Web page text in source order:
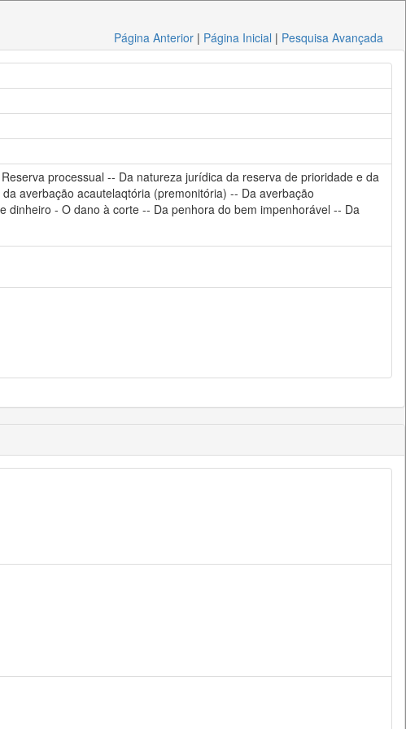
Página Anterior | Página Inicial | Pesquisa Avançada
processual -- Da natureza jurídica da reserva de prioridade e da
averbação acautelaqtória (premonitória) -- Da averbação
- O dano à corte -- Da penhora do bem impenhorável -- Da